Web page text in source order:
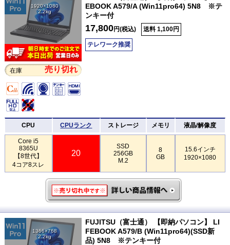
1920×1080
2.2kg
在庫 売り切れ
EBOOK A579/A (Win11pro64) 5N8 ※テ
ンキー付
17,800円(税込) 送料 1,100円
テレワーク推奨
CPU CPUランク ストレージ メモリ 液晶/解像度
Core i5
8365U
【8世代】
4コア8スレ
20
SSD
256GB
M.2
8
GB
15.6インチ
1920×1080
1366×768
2.2kg
FUJITSU（富士通） 【即納パソコン】 LI
FEBOOK A579/B (Win11pro64)(SSD新
品) 5N8 ※テンキー付